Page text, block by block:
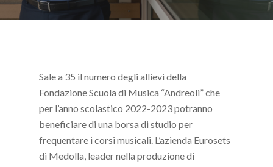
Sale a 35 il numero degli allievi della
Fondazione Scuola di Musica “Andreoli” che
per l’anno scolastico 2022-2023 potranno
beneficiare di una borsa di studio per
frequentare i corsi musicali. L’azienda Eurosets
di Medolla, leader nella produzione di